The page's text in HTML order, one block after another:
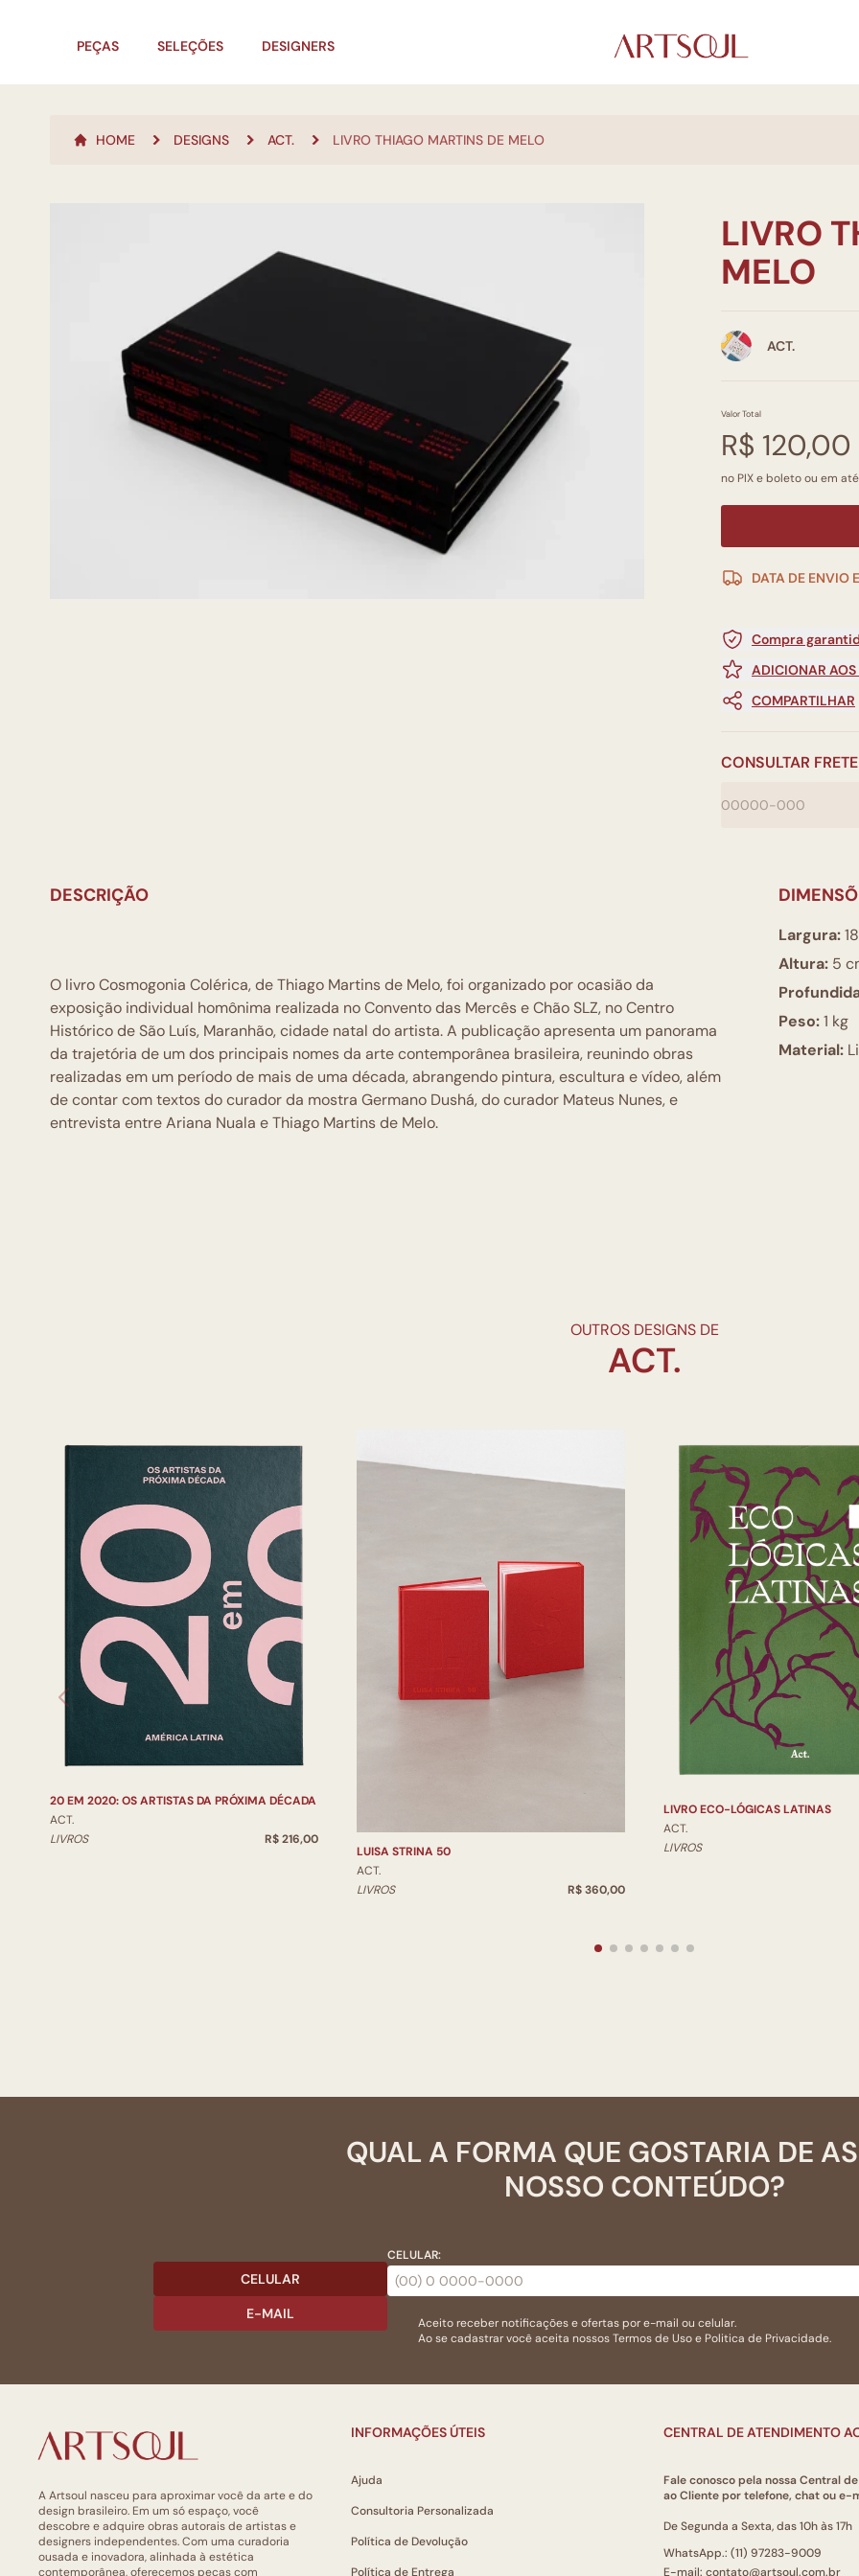
PEÇAS SELEÇÕES DESIGNERS
HOME DESIGNS ACT. LIVRO THIAGO MARTINS DE MELO
LIVRO
MELO
ACT.
Valor Total
R$ 120,00
no PIX e boleto ou em até
DATA DE ENVIO
Compra
ADICIONAR AOS
COMPARTILHAR
CONSULTAR FRETE
DESCRIÇÃO
O livro Cosmogonia Colérica, de Thiago Martins de Melo, foi organizado por ocasião da
exposição individual homônima realizada no Convento das Mercês e Chão SLZ, no Centro
Histórico de São Luís, Maranhão, cidade natal do artista. A publicação apresenta um panorama
da trajetória de um dos principais nomes da arte contemporânea brasileira, reunindo obras
realizadas em um período de mais de uma década, abrangendo pintura, escultura e vídeo, além
de contar com textos do curador da mostra Germano Dushá, do curador Mateus Nunes, e
entrevista entre Ariana Nuala e Thiago Martins de Melo.
Largura:
Altura: 5
Peso:1 kg
Material:
OUTROS DESIGNS DE
20 EM 2020: OS ARTISTAS DA PRÓXIMA DÉCADA
ACT.
LIVROS
R$ 216,00
LUISA STRINA 50
ACT.
LIVROS
R$ 360,00
LIVRO ECO-LÓGICAS LATINAS
ACT.
LIVROS
QUAL A FORMA QUE GOSTARIA DE
NOSSO CONTEÚDO?
CELULAR
E-MAIL
CELULAR:
Aceito receber notificações e ofertas por e-mail ou celular.
Ao se cadastrar você aceita nossosTermos de Usoe Politica de Privacidade.
A Artsoul nasceu para aproximar você da arte e do
design brasileiro. Em um só espaço, você
descobre e adquire obras autorais de artistas e
designers independentes. Com uma curadoria
ousada e inovadora, alinhada à estética
contemporânea, oferecemos peças com
INFORMAÇÕES ÚTEIS
Ajuda
Consultoria Personalizada
Política de Devolução
Política de Entrega
CENTRAL DE ATENDIMENTO
Fale conosco pela nossa Central
ao Cliente por telefone, chat ou e-
De Segunda a Sexta, das 10h às 17h
WhatsApp.: (11) 97283-9009
E-mail: contato@artsoul.com.br